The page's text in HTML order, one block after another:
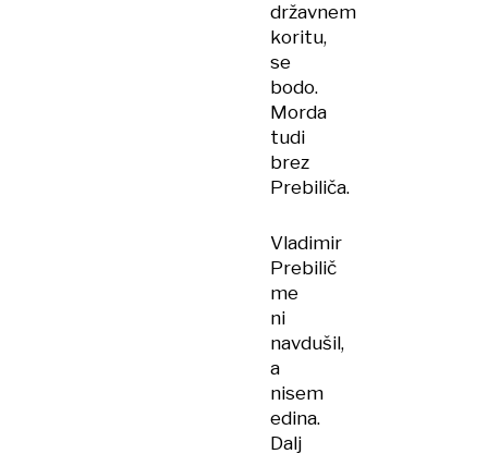
državnem
koritu,
se
bodo.
Morda
tudi
brez
Prebiliča.
Vladimir
Prebilič
me
ni
navdušil,
a
nisem
edina.
Dalj